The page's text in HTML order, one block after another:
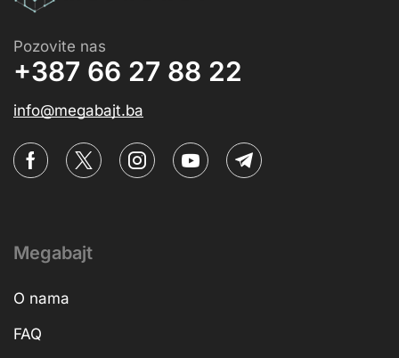
Pozovite nas
+387 66 27 88 22
info@megabajt.ba
Megabajt
O nama
FAQ